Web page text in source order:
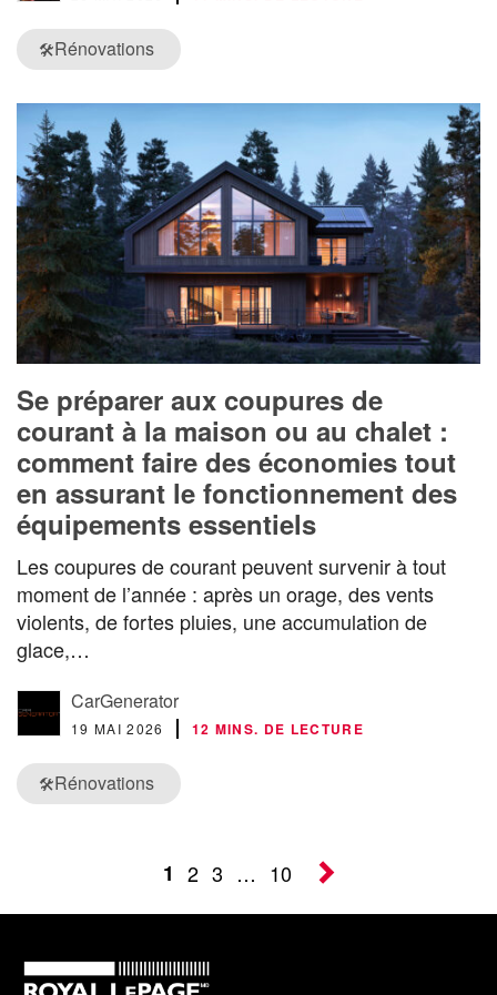
🛠️Rénovations
Se préparer aux coupures de
courant à la maison ou au chalet :
comment faire des économies tout
en assurant le fonctionnement des
équipements essentiels
Les coupures de courant peuvent survenir à tout
moment de l’année : après un orage, des vents
violents, de fortes pluies, une accumulation de
glace,…
CarGenerator
19 MAI 2026 12 MINS. DE LECTURE
🛠️Rénovations
1 2 3 … 10